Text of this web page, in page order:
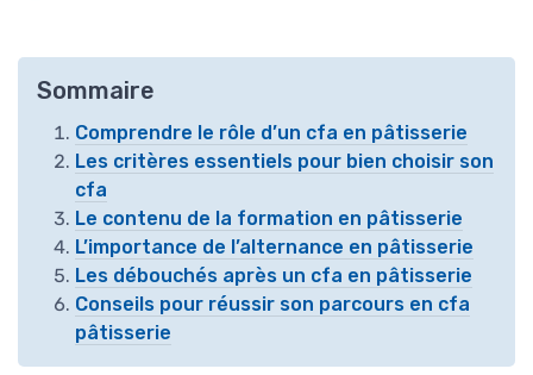
Sommaire
Comprendre le rôle d’un cfa en pâtisserie
Les critères essentiels pour bien choisir son
cfa
Le contenu de la formation en pâtisserie
L’importance de l’alternance en pâtisserie
Les débouchés après un cfa en pâtisserie
Conseils pour réussir son parcours en cfa
pâtisserie